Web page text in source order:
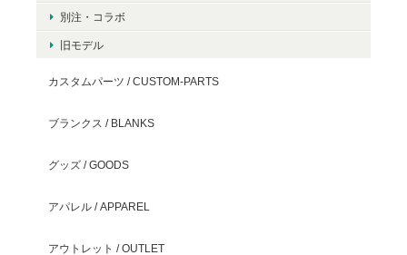
別注・コラボ
旧モデル
カスタムパーツ / CUSTOM-PARTS
ブランクス / BLANKS
グッズ / GOODS
アパレル / APPAREL
アウトレット / OUTLET